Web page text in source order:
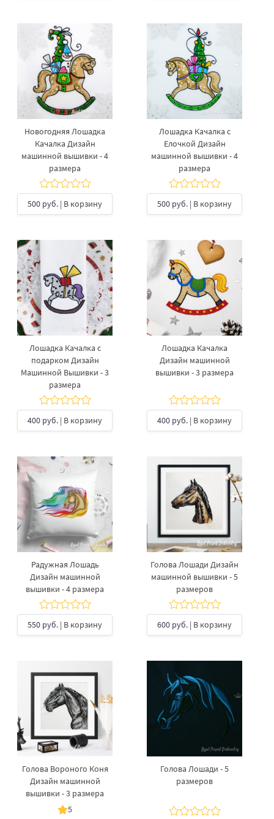
Новогодняя Лошадка
Качалка Дизайн
машинной вышивки - 4
размера
500 руб. | В корзину
Лошадка Качалка с
Елочкой Дизайн
машинной вышивки - 4
размера
500 руб. | В корзину
Лошадка Качалка с
подарком Дизайн
Машинной Вышивки - 3
размера
400 руб. | В корзину
Лошадка Качалка
Дизайн машинной
вышивки - 3 размера
400 руб. | В корзину
Радужная Лошадь
Дизайн машинной
вышивки - 4 размера
550 руб. | В корзину
Голова Лошади Дизайн
машинной вышивки - 5
размеров
600 руб. | В корзину
Голова Вороного Коня
Дизайн машинной
вышивки - 3 размера
5
Голова Лошади - 5
размеров